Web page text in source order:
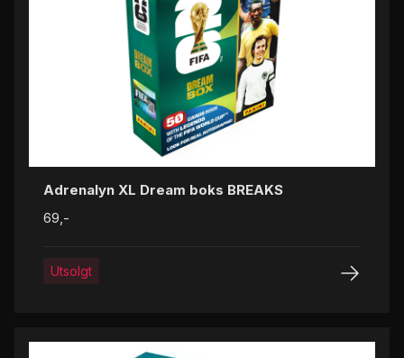
Adrenalyn XL Dream boks BREAKS
69,-
Utsolgt